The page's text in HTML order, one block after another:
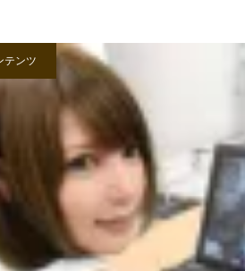
テンツ